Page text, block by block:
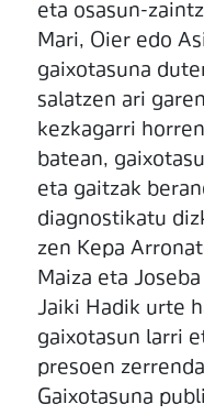
eta osasun-
Mari, Oier edo
gaixotasuna
salatzen ari
kezkagarri
batean,
eta gaitzak
diagnostikatu
zen Kepa
Maiza eta
Jaiki Hadik urte
gaixotasun larri
presoen
Gaixotasuna